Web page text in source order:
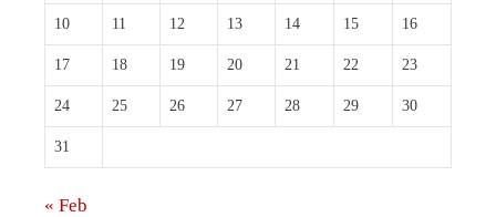
10 11 12 13 14 15 16
17 18 19 20 21 22 23
24 25 26 27 28 29 30
31
« Feb